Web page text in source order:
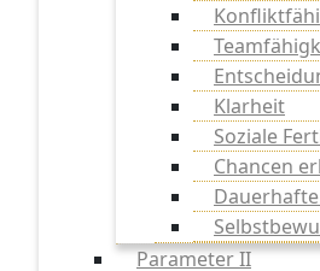
Klarheit
Soziale
Chancen
Parameter II